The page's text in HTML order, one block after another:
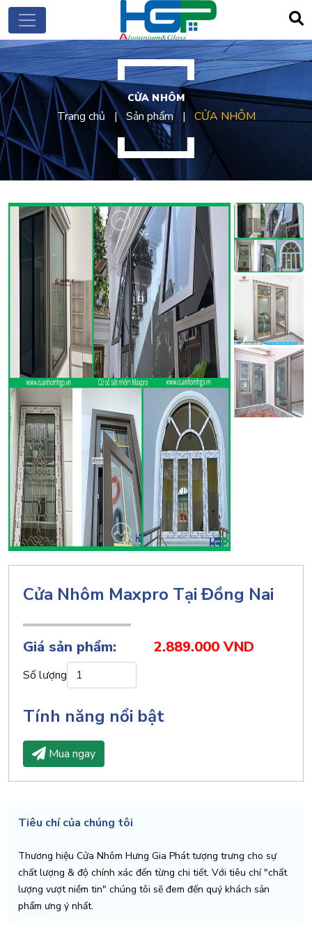
CỬA NHÔM
Trang chủ Sản phẩm CỬA NHÔM
Cửa Nhôm Maxpro Tại Đồng Nai
Giá sản phẩm: 2.889.000 VND
Số lượng
Tính năng nổi bật
Mua ngay
Tiêu chí của chúng tôi
Thương hiệu Cửa Nhôm Hưng Gia Phát tượng trưng cho sự
chất lượng & độ chính xác đến từng chi tiết. Với tiêu chí "chất
lượng vượt niềm tin" chúng tôi sẽ đem đến quý khách sản
phẩm ưng ý nhất.